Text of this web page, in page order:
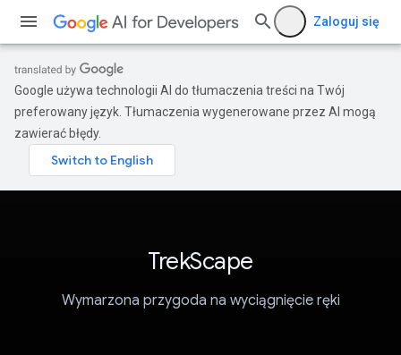
Zaloguj się
Google używa technologii AI do tłumaczenia treści na Twój
preferowany język. Tłumaczenia wygenerowane przez AI mogą
zawierać błędy.
TrekScape
Wymarzona przygoda na wyciągnięcie ręki